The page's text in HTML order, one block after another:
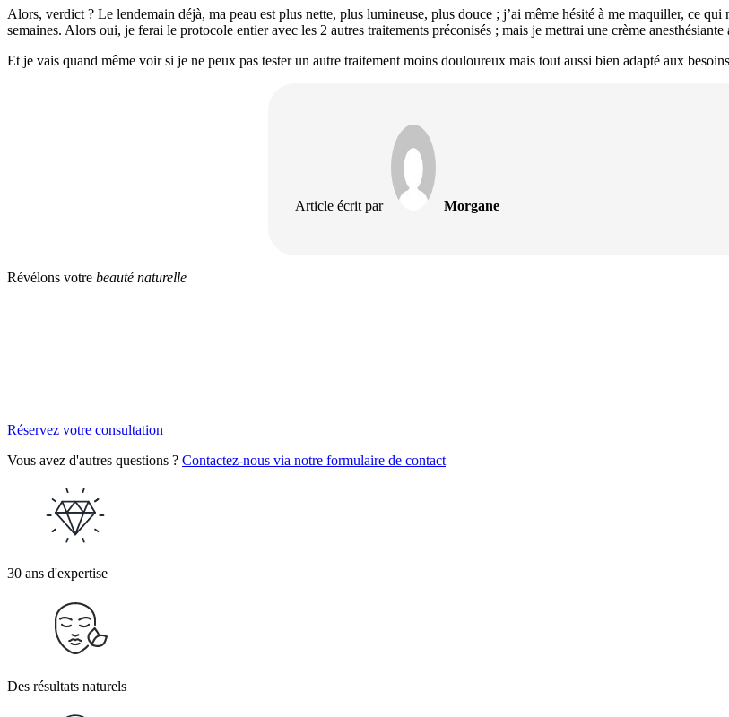
Alors, verdict ? Le lendemain déjà, ma peau est plus nette, plus lumineuse, plus douce ; j’ai même hésité à me maquiller, ce
semaines. Alors oui, je ferai le protocole entier avec les 2 autres traitements préconisés ; mais je mettrai une crème anesthésiante
Et je vais quand même voir si je ne peux pas tester un autre traitement moins douloureux mais tout aussi bien adapté aux
Article écrit par Morgane
Révélons votre beauté naturelle
Réservez votre consultation
Vous avez d'autres questions ? Contactez-nous via notre formulaire de contact
30 ans d'expertise
Des résultats naturels